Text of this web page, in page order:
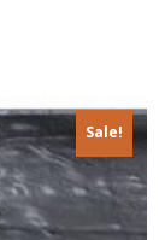
Sale!